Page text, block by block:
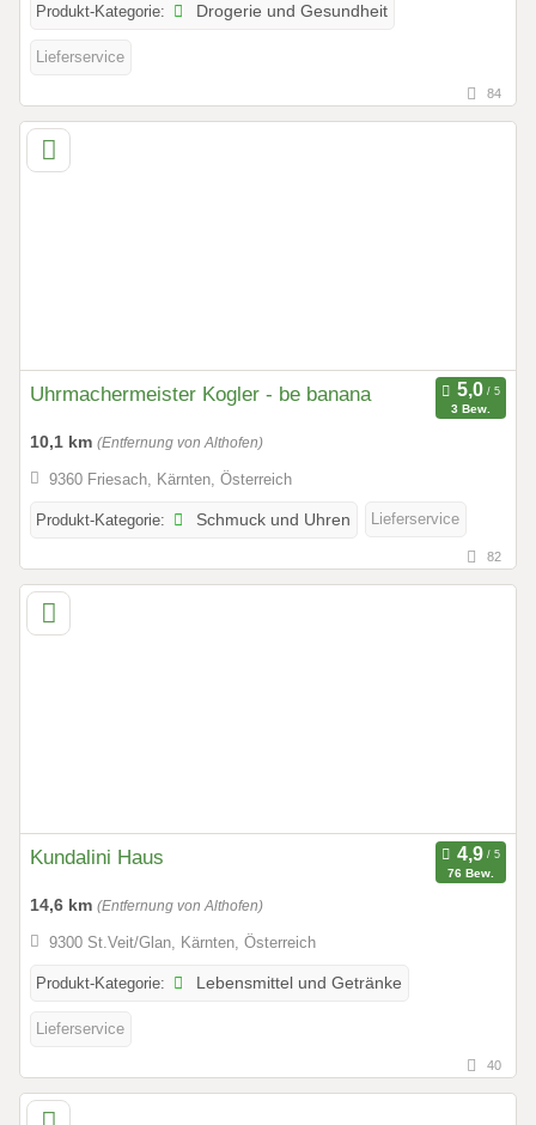
Produkt-Kategorie: Drogerie und Gesundheit
Lieferservice
84
Uhrmachermeister Kogler - be banana
3 Bew.
10,1 km (Entfernung von Althofen)
9360 Friesach, Kärnten, Österreich
Produkt-Kategorie: Schmuck und Uhren Lieferservice
82
Kundalini Haus
76 Bew.
14,6 km (Entfernung von Althofen)
9300 St.Veit/Glan, Kärnten, Österreich
Produkt-Kategorie: Lebensmittel und Getränke
Lieferservice
40